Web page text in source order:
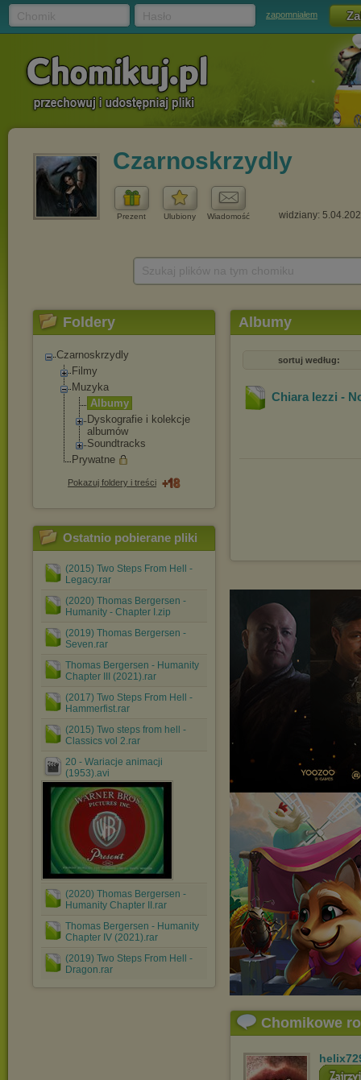
zapomniałem
Czarnoskrzydly
Prezent Ulubiony Wiadomość widziany:
Foldery
Czarnoskrzydly
Filmy
Muzyka
Albumy
Dyskografie i kolekcje
albumów
Soundtracks
Prywatne
Pokazuj foldery i treści
Ostatnio pobierane pliki
(2015) Two Steps From Hell -
Legacy.rar
(2020) Thomas Bergersen -
Humanity - Chapter I.zip
(2019) Thomas Bergersen -
Seven.rar
Thomas Bergersen - Humanity
Chapter III (2021).rar
(2017) Two Steps From Hell -
Hammerfist.rar
(2015) Two steps from hell -
Classics vol 2.rar
20 - Wariacje animacji
(1953).avi
(2020) Thomas Bergersen -
Humanity Chapter II.rar
Thomas Bergersen - Humanity
Chapter IV (2021).rar
(2019) Two Steps From Hell -
Dragon.rar
Albumy
sortuj według:
Chiara Iezzi -
Chomikowe